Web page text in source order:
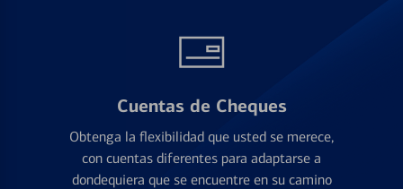
Cuentas de Cheques
Obtenga la flexibilidad que usted se merece,
con cuentas diferentes para adaptarse a
dondequiera que se encuentre en su camino